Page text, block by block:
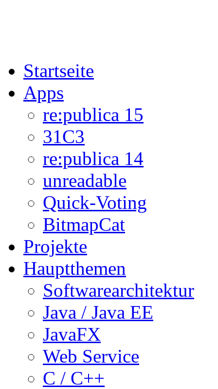
Startseite
Apps
re:publica 15
31C3
re:publica 14
unreadable
Quick-Voting
BitmapCat
Projekte
Hauptthemen
Softwarearchitektur
Java / Java EE
JavaFX
Web Service
C / C++